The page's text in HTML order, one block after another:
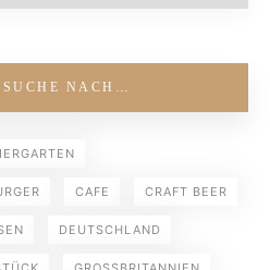
NACH…
CAFE CRAFT BEER
DEUTSCHLAND